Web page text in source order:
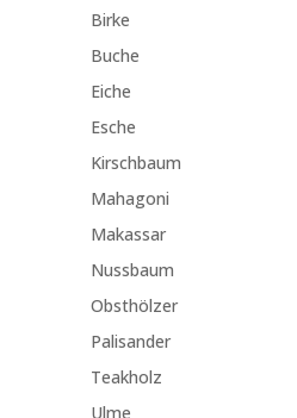
Birke
Buche
Eiche
Esche
Kirschbaum
Mahagoni
Makassar
Nussbaum
Obsthölzer
Palisander
Teakholz
Ulme